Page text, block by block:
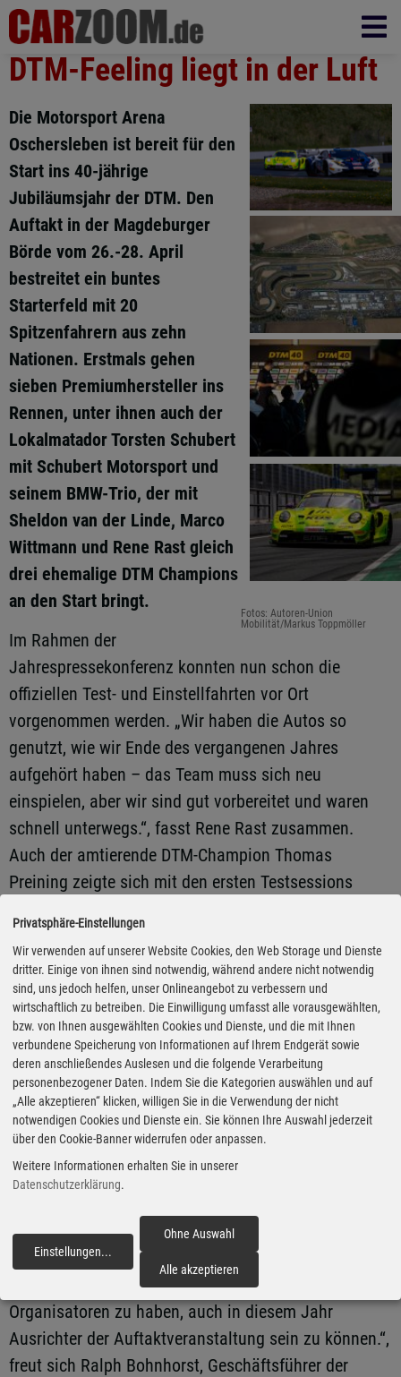
DTM-Feeling liegt in der Luft
Fotos: Autoren-Union
Mobilität/Markus Toppmöller
Die Motorsport Arena
Oschersleben ist bereit für den
Start ins 40-jährige
Jubiläumsjahr der DTM. Den
Auftakt in der Magdeburger
Börde vom 26.-28. April
bestreitet ein buntes
Starterfeld mit 20
Spitzenfahrern aus zehn
Nationen. Erstmals gehen
sieben Premiumhersteller ins
Rennen, unter ihnen auch der
Lokalmatador Torsten Schubert
mit Schubert Motorsport und
seinem BMW-Trio, der mit
Sheldon van der Linde, Marco
Wittmann und Rene Rast gleich
drei ehemalige DTM Champions
an den Start bringt.
Im Rahmen der
Jahrespressekonferenz konnten nun schon die
offiziellen Test- und Einstellfahrten vor Ort
vorgenommen werden. „Wir haben die Autos so
genutzt, wie wir Ende des vergangenen Jahres
aufgehört haben – das Team muss sich neu
einspielen, aber wir sind gut vorbereitet und waren
schnell unterwegs.“, fasst Rene Rast zusammen.
Auch der amtierende DTM-Champion Thomas
Preining zeigte sich mit den ersten Testsessions
Lieblingsstrecken und sie liegt auch dem Auto gut.“
Neben dem Renngeschehen planen die Organisatoren
verschiedene Aktionen in und um das Fahrerlager. So
wird es in der Fanzone verschiedene Ausstellungen
aus 40 Jahren DTM zu sehen geben, Europas größtes
mobiles Bällebad und auch eine Fahrerlager-Party mit
DJ Tomekk stehen für die Besucher bereit. Highlight
und in der DTM einzigartig ist die Möglichkeit an
einer Track-Safari teilzunehmen, bei der ein Reisebus
fährt.
„Wir sind stolz als Team das Vertrauen der
Organisatoren zu haben, auch in diesem Jahr
Ausrichter der Auftaktveranstaltung sein zu können.“,
freut sich Ralph Bohnhorst, Geschäftsführer der
Privatsphäre-Einstellungen
Wir verwenden auf unserer Website Cookies, den Web Storage und Dienste
dritter. Einige von ihnen sind notwendig, während andere nicht notwendig
sind, uns jedoch helfen, unser Onlineangebot zu verbessern und
wirtschaftlich zu betreiben. Die Einwilligung umfasst alle vorausgewählten,
bzw. von Ihnen ausgewählten Cookies und Dienste, und die mit Ihnen
verbundene Speicherung von Informationen auf Ihrem Endgerät sowie
deren anschließendes Auslesen und die folgende Verarbeitung
personenbezogener Daten. Indem Sie die Kategorien auswählen und auf
„Alle akzeptieren“ klicken, willigen Sie in die Verwendung der nicht
notwendigen Cookies und Dienste ein. Sie können Ihre Auswahl jederzeit
über den Cookie-Banner widerrufen oder anpassen.
Weitere Informationen erhalten Sie in unserer
Datenschutzerklärung.
Einstellungen...
Ohne Auswahl
Alle akzeptieren